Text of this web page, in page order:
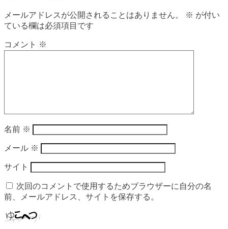
メールアドレスが公開されることはありません。 ※ が付い
ている欄は必須項目です
コメント ※
名前 ※
メール ※
サイト
次回のコメントで使用するためブラウザーに自分の名
前、メールアドレス、サイトを保存する。